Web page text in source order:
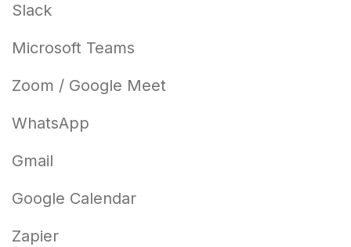
Slack
Microsoft Teams
Zoom / Google Meet
WhatsApp
Gmail
Google Calendar
Zapier